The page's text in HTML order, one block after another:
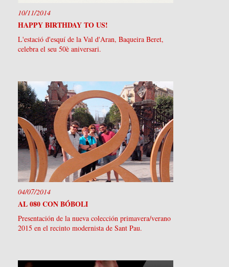
10/11/2014
HAPPY BIRTHDAY TO US!
L'estació d'esquí de la Val d'Aran, Baqueira Beret,
celebra el seu 50è aniversari.
04/07/2014
AL 080 CON BÓBOLI
Presentación de la nueva colección primavera/verano
2015 en el recinto modernista de Sant Pau.